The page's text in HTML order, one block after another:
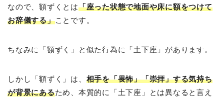
なので、額ずくとは「座った状態で地面や床に額をつけて
お辞儀する」ことです。
ちなみに「額ずく」と似た行為に「土下座」があります。
しかし「額ずく」は、 相手を「畏怖」「崇拝」する気持ち
が背景にあるため、本質的に「土下座」とは異なると言え